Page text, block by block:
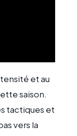
et au
saison.
tactiques et
vers la